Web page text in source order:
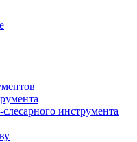
инструмента